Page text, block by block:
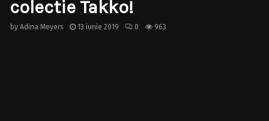
colectie Takko!
by Adina Meyers 13 iunie 2019 0 963